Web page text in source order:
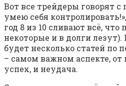
Вот все трейдеры говорят с
умею себя
год 8 из 10 сливают всё,
некоторые и в долги
будет несколько статей по
– самом важном аспекте, от
успех, и неудача.